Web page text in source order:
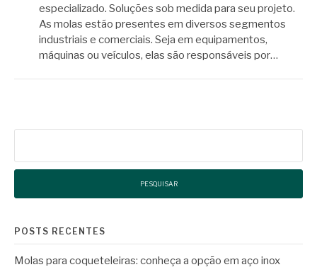
especializado. Soluções sob medida para seu projeto.
As molas estão presentes em diversos segmentos
industriais e comerciais. Seja em equipamentos,
máquinas ou veículos, elas são responsáveis por…
POSTS RECENTES
Molas para coqueteleiras: conheça a opção em aço inox